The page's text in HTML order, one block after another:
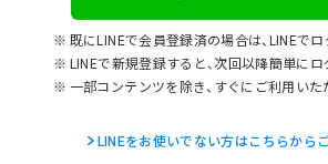
既にLINEで会員登録済の場合は、LINEでロ
LINEで新規登録すると、次回以降簡単にロ
一部コンテンツを除き、すぐにご利用いた
LINEをお使いでない方はこちらから